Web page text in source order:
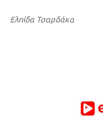
Ελπίδα Τσαρδάκα